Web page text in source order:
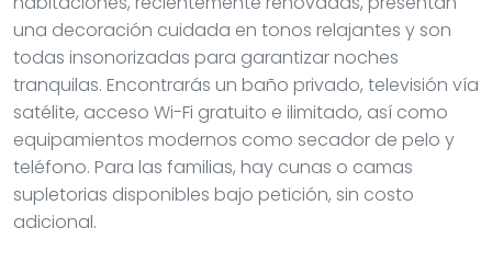
una decoración cuidada en tonos relajantes y son
todas insonorizadas para garantizar noches
tranquilas. Encontrarás un baño privado, televisión vía
satélite, acceso Wi-Fi gratuito e ilimitado, así como
equipamientos modernos como secador de pelo y
teléfono. Para las familias, hay cunas o camas
supletorias disponibles bajo petición, sin costo
adicional.